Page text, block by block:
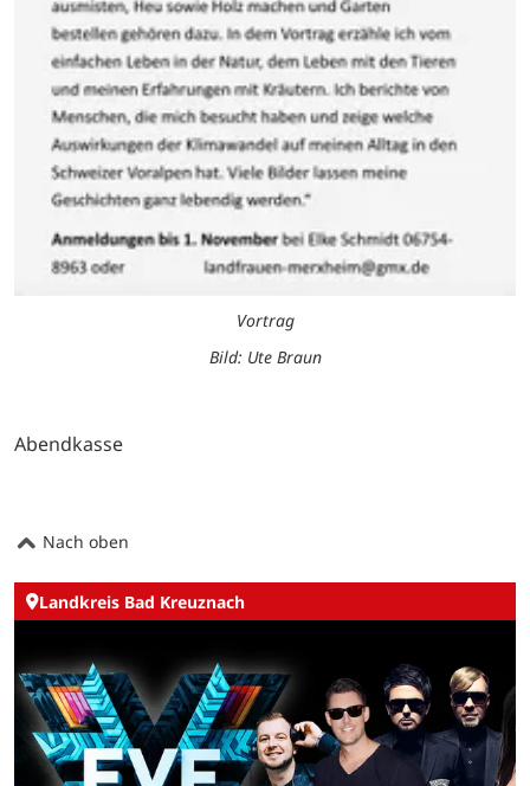
Vortrag
Bild: Ute Braun
Abendkasse
Nach oben
Landkreis Bad Kreuznach